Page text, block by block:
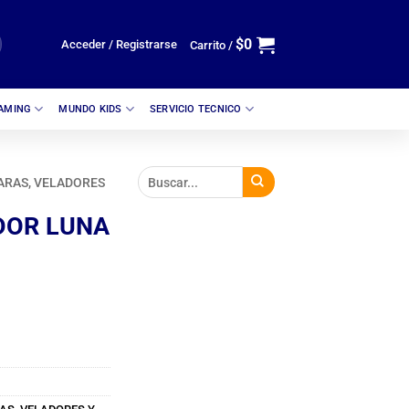
Acceder / Registrarse Carrito / $0
MUNDO KIDS SERVICIO TECNICO
VELADORES
LUNA